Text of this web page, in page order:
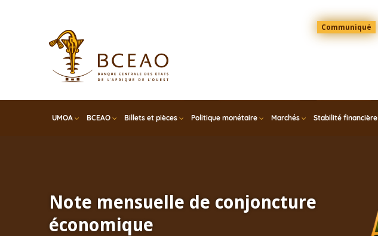
Menu
Top
Communiqué
UMOA BCEAO Billets et pièces Politique monétaire Marchés Stabilité financière
Note mensuelle de conjoncture
économique